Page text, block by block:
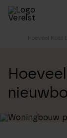
to
main
HomeHoeveel Kost